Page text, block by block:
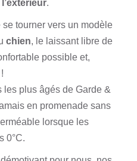
.
se tourner vers un modèle
chien, le laissant libre de
possible et,
les plus âgés de Garde &
en promenade sans
lorsque les
0°C.